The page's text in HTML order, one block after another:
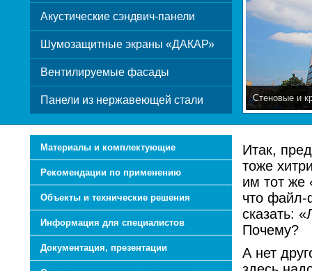
Акустические сэндвич-панели
Шумозащитные экраны «ДАКАР»
Вентилируемые фасады
Панели из нержавеющей стали Стеновые и
Материалы и комплектующие
Рекомендации по применению
Объекты и технические решения
Информация для специалистов
Документация, презентации
Итак,
тоже
им тот же
что файл-
сказать:
Почему?
А нет